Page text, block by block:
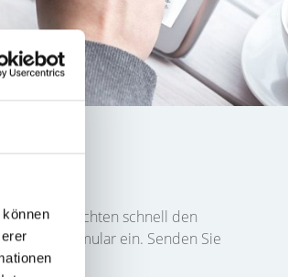
und Sie möchten schnell den
in das Formular ein. Senden Sie